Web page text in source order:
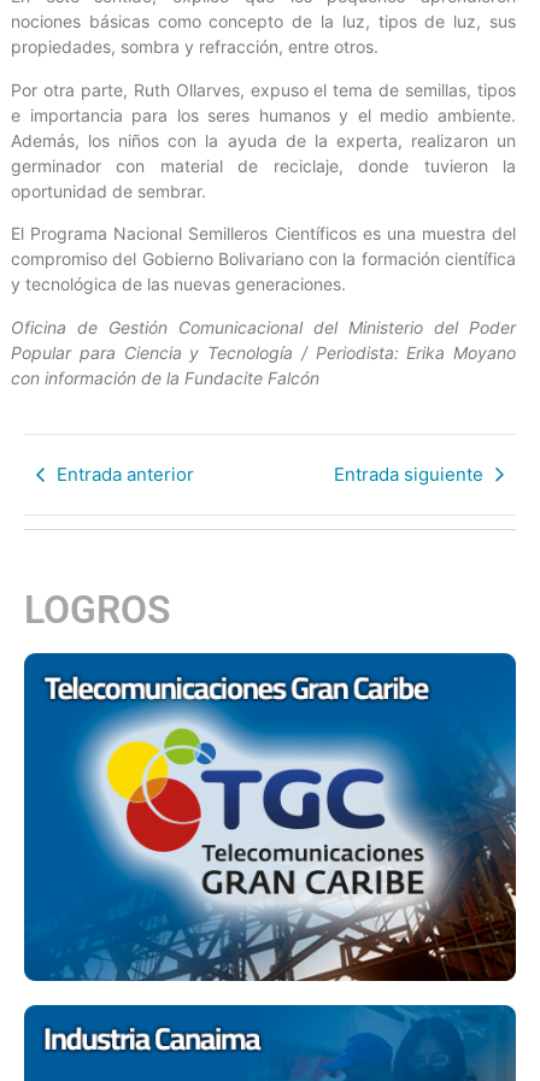
nociones básicas como concepto de la luz, tipos de luz, sus
propiedades, sombra y refracción, entre otros.
Por otra parte, Ruth Ollarves, expuso el tema de semillas, tipos
e importancia para los seres humanos y el medio ambiente.
Además, los niños con la ayuda de la experta, realizaron un
germinador con material de reciclaje, donde tuvieron la
oportunidad de sembrar.
El ⁣Programa Nacional Semilleros Científicos es una muestra del
compromiso del Gobierno Bolivariano con la formación científica
y tecnológica de las nuevas generaciones.
Oficina de Gestión Comunicacional del Ministerio del Poder
Popular para Ciencia y Tecnología / Periodista: Erika Moyano
con información de la Fundacite Falcón
Entrada anterior Entrada siguiente
LOGROS